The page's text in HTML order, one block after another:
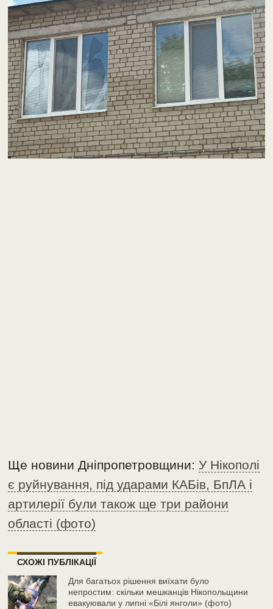
Ще новини Дніпропетровщини:У Нікополі
є руйнування, під ударами КАБів, БпЛА і
артилерії були також ще три райони
області (фото)
СХОЖІ ПУБЛІКАЦІЇ
Для багатьох рішення виїхати було
непростим: скільки мешканців Нікопольщини
евакуювали у липні «Білі янголи» (фото)